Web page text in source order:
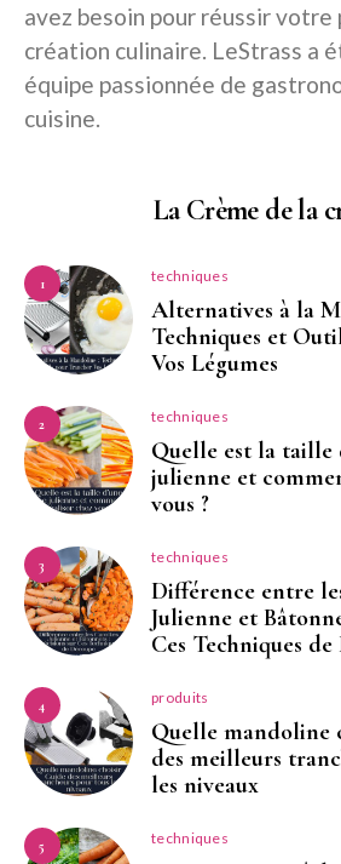
avez besoin pour réussir votre
création culinaire. LeStrass a
équipe passionnée de
cuisine.
La Crème de la
1 techniques
Alternatives à la
Techniques et
Vos Légumes
2 techniques
Quelle est la taille
julienne et
vous ?
3 techniques
Différence entre
Julienne et
Ces Techniques
4 produits
Quelle mandoline
des meilleurs
les niveaux
5 techniques